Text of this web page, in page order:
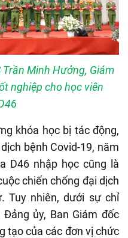
Trần Minh Hưởng, Giám
nghiệp cho học viên
khóa học bị tác động,
bệnh Covid-19, năm
D46 nhập học cũng là
chiến chống đại dịch
Tuy nhiên, dưới sự chỉ
ủy, Ban Giám đốc
tạo của các đơn vị chức